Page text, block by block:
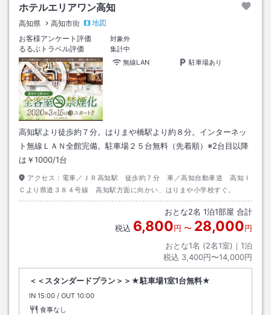
ホテルエリアワン高知
高知県 高知市街
地図
お客様アンケート評価
対象外
るるぶトラベル評価
集計中
無線LAN
駐車場あり
高知駅より徒歩約７分。はりまや橋駅より約８分。インターネッ
ト無線ＬＡＮ全館完備。駐車場２５台無料（先着順）※2台目以降
は￥1000/1台
アクセス： 電車／ＪＲ高知駅 徒歩約７分 車／高知自動車道 高知Ｉ
Ｃより県道３８４号線 高知駅方面に向かい、はりまや小学校すぐ。
おとな2名 1泊1部屋 合計
税込 6,800円 〜 28,000円
おとな1名 (2名1室)｜ 1泊
税込 3,400円〜14,000円
＜＜スタンダードプラン＞＞★駐車場1室1台無料★
IN チェックイン
15:00 / OUT チェックアウト
10:00
食事なし